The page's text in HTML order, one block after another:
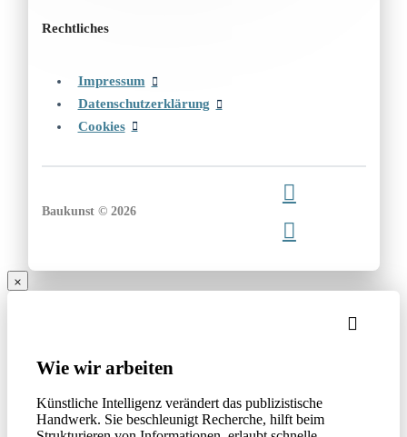
Rechtliches
Impressum
Datenschutzerklärung
Cookies
Baukunst © 2026
Wie wir arbeiten
Künstliche Intelligenz verändert das publizistische
Handwerk. Sie beschleunigt Recherche, hilft beim